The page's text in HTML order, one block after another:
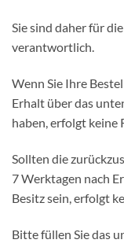
Sie sind daher für
verantwortlich.
Wenn Sie Ihre
Erhalt über das
haben, erfolgt keine
Sollten die
7 Werktagen nach
Besitz sein, erfolgt
Bitte füllen Sie das